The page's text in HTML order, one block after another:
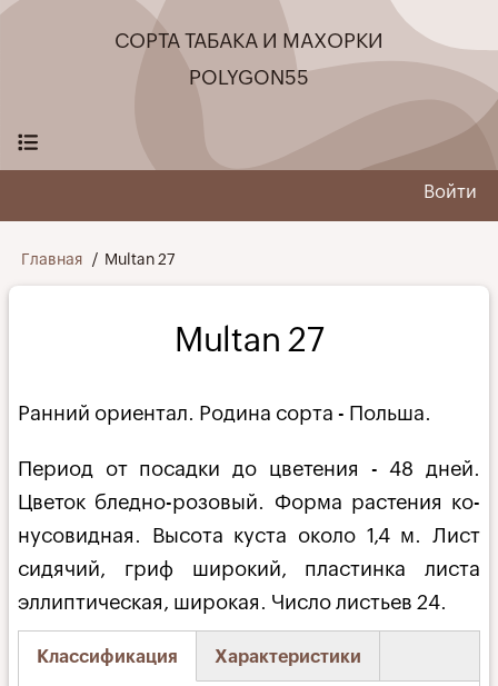
Перейти
СОРТА ТАБАКА И МАХОРКИ
POLYGON55
menu
Войти
Строка
Главная Multan 27
Multan 27
Ранний ориентал. Родина сорта - Польша.
Период от посадки до цветения - 48 дней.
Цветок бледно-розовый. Форма растения ко­
нусовидная. Высота куста около 1,4 м. Лист
сидячий, гриф широкий, пластинка листа
эллиптическая, широкая. Число лис­тьев 24.
Классификация
Характеристики